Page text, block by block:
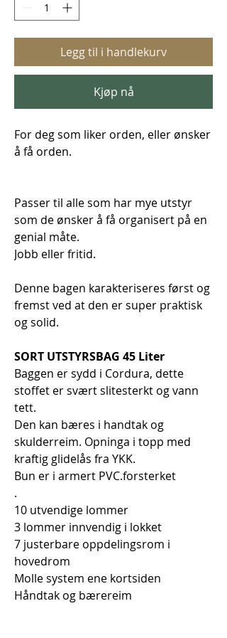
Legg til i handlekurv
Kjøp nå
For deg som liker orden, eller ønsker
å få orden.
Passer til alle som har mye utstyr
som de ønsker å få organisert på en
genial måte.
Jobb eller fritid.
Denne bagen karakteriseres først og
fremst ved at den er super praktisk
og solid.
SORT UTSTYRSBAG 45 Liter
Baggen er sydd i Cordura, dette
stoffet er svært slitesterkt og vann
tett.
Den kan bæres i handtak og
skulderreim. Opninga i topp med
kraftig glidelås fra YKK.
Bun er i armert PVC.forsterket
.
10 utvendige lommer
3 lommer innvendig i lokket
7 justerbare oppdelingsrom i
hovedrom
Molle system ene kortsiden
Håndtak og bærereim